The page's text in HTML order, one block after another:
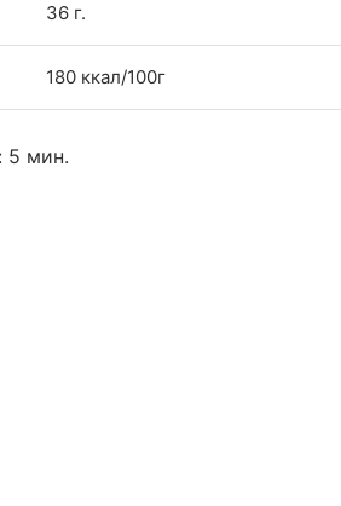
36 г.
180 ккал/100г
5 мин.